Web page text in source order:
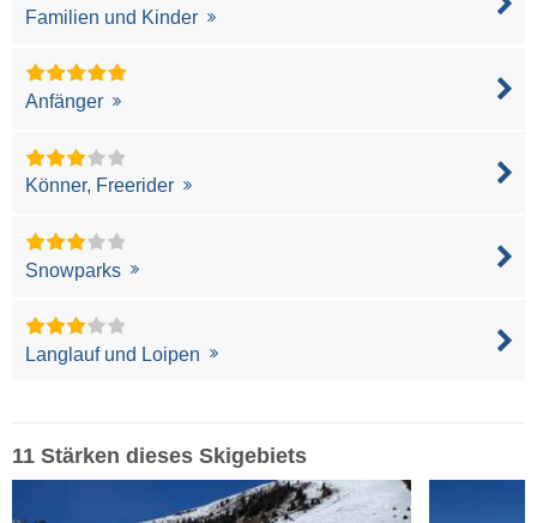
Familien und Kinder
Anfänger
Könner, Freerider
Snowparks
Langlauf und Loipen
11 Stärken dieses Skigebiets